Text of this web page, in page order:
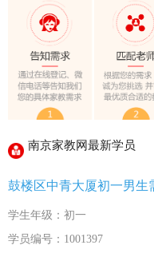
2025年12月江苏教育考
最新！教育部等5部门发
​2025年11月江苏教育考
我市2026年春季学期学
速看！新学期开学安全
南京家教网最新学员
学生年级：初一
学员编号：1001397